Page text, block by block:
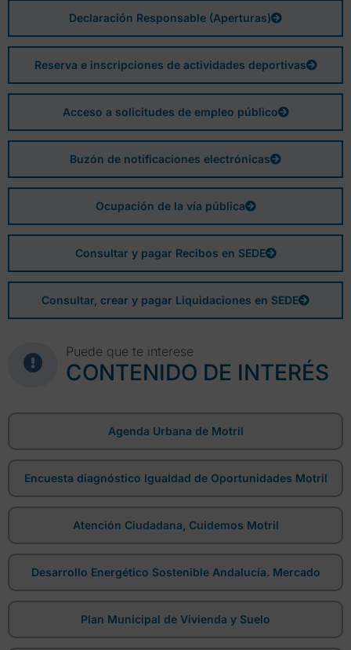
Declaración Responsable (Aperturas)
Reserva e inscripciones de actividades deportivas
Acceso a solicitudes de empleo público
Buzón de notificaciones electrónicas
Ocupación de la vía pública
Consultar y pagar Recibos en SEDE
Consultar, crear y pagar Liquidaciones en SEDE
Puede que te interese
CONTENIDO DE INTERÉS
Agenda Urbana de Motril
Encuesta diagnóstico Igualdad de Oportunidades Motril
Atención Ciudadana, Cuidemos Motril
Desarrollo Energético Sostenible Andalucía. Mercado
Plan Municipal de Vivienda y Suelo